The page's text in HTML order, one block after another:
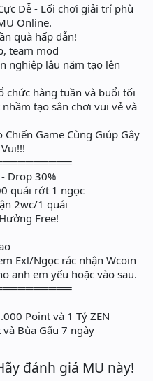
Dễ - Lối chơi giải trí phù
Online.
quà hấp dẫn!
team mod
nghiệp lâu năm tạo lên
chức hàng tuần và buổi tối
tạo sân chơi vui vẻ và
Chiến Game Cùng Giúp Gây
Drop 30%
quái rớt 1 ngọc
2wc/1 quái
Free!
Exl/Ngọc rác nhận Wcoin
anh em yếu hoặc vào sau.
Point và 1 Tỷ ZEN
và Bùa Gấu 7 ngày
đánh giá MU này!